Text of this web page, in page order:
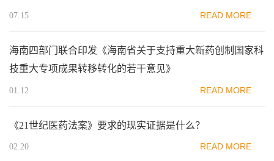
07.15 READ MORE
海南四部门联合印发《海南省关于支持重大新药创制国家科
技重大专项成果转移转化的若干意见》
01.12 READ MORE
《21世纪医药法案》要求的现实证据是什么？
02.20 READ MORE